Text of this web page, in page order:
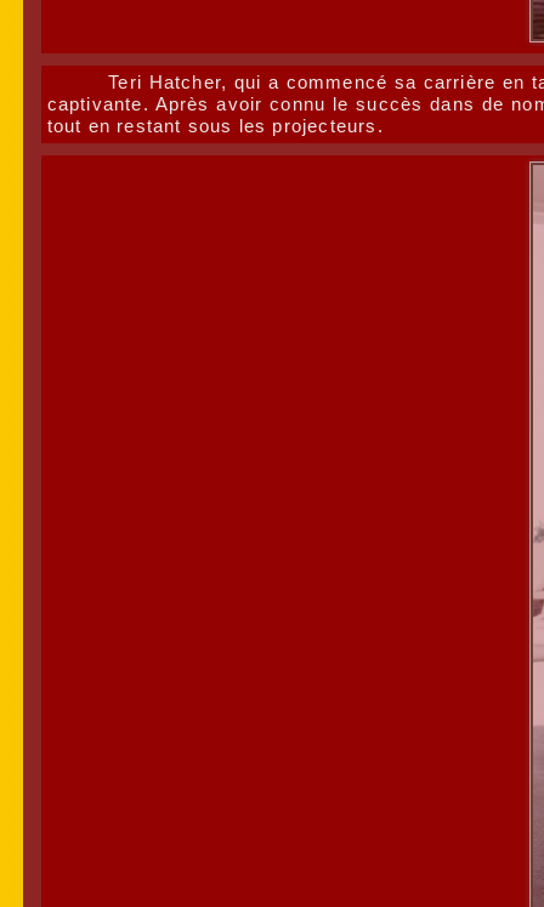
Teri Hatcher, qui a commencé sa carrière en
captivante. Après avoir connu le succès dans de
tout en restant sous les projecteurs.